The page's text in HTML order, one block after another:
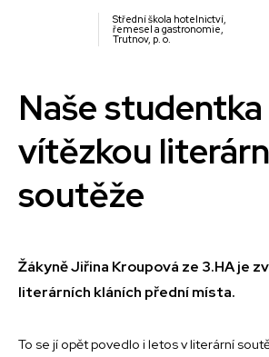
Střední škola hotelnictví,
řemesel a gastronomie,
Trutnov, p. o.
Naše
vítězkou
soutěže
Žákyně Jiřina Kroupová ze 3.HA je
literárních kláních přední místa.
To se jí opět povedlo i letos v literární